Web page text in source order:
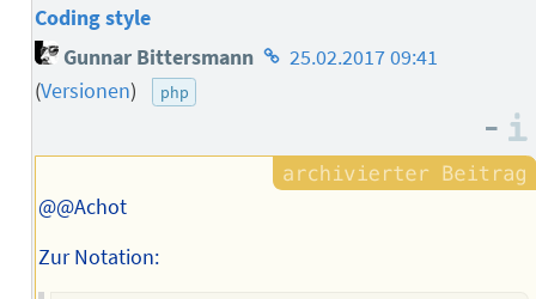
Coding style
Gunnar Bittersmann Homepage
25.02.2017 09:41
(Versionen) php
–
@@Achot
Zur Notation: